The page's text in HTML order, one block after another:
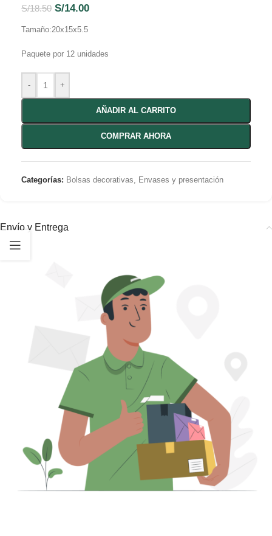
S/18.50 S/14.00
Tamaño:20x15x5.5
Paquete por 12 unidades
- +
AÑADIR AL CARRITO
COMPRAR AHORA
Categorías: Bolsas decorativas, Envases y presentación
Envío y Entrega